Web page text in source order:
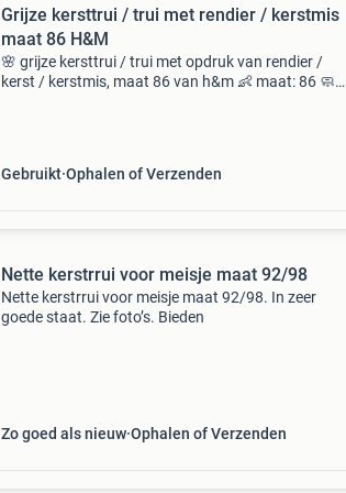
Grijze kersttrui / trui met rendier / kerstmis
maat 86 H&M
🌸 grijze kersttrui / trui met opdruk van rendier /
kerst / kerstmis, maat 86 van h&m 👶 maat: 86 🧼
Gebruikt Ophalen of Verzenden
Nette kerstrrui voor meisje maat 92/98
Nette kerstrrui voor meisje maat 92/98. In zeer
goede staat. Zie foto’s. Bieden
Zo goed als nieuw Ophalen of Verzenden